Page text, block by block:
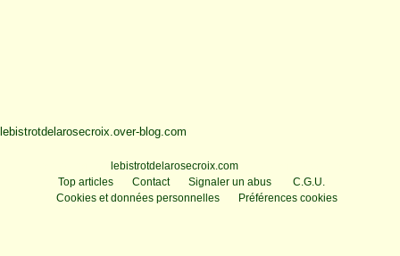
lebistrotdelarosecroix.over-blog.com
lebistrotdelarosecroix.com
Top articles
Contact Signaler un abus
C.G.U.
Cookies et données personnelles
Préférences cookies